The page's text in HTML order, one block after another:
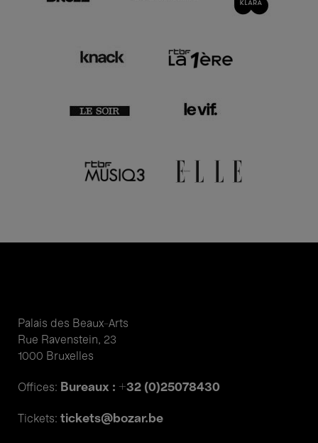
Palais des Beaux-Arts
Rue Ravenstein, 23
1000 Bruxelles
Offices: Bureaux : +32 (0)25078430
Tickets: tickets@bozar.be